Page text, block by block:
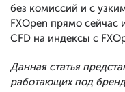
без комиссий и с
FXOpen прямо сейчас
CFD на индексы с
Данная статья
работающих под